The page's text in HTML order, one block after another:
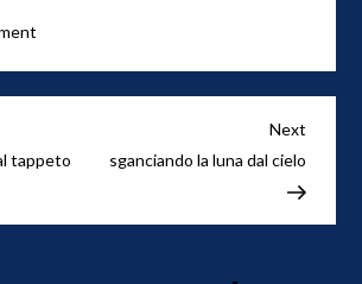
tappeto
Next
Post
Next
sganciando la luna dal cielo